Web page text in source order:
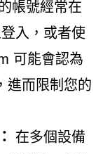
帳號經常在
入，或者使
可能會認為
進而限制您的
在多個設備